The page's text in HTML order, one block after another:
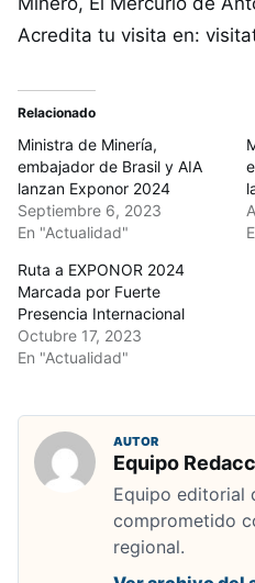
Acredita tu visita en:
Relacionado
Ministra de Minería,
embajador de Brasil y AIA
lanzan Exponor 2024
Septiembre 6, 2023
En "Actualidad"
Ruta a EXPONOR 2024
Marcada por Fuerte
Presencia Internacional
Octubre 17, 2023
En "Actualidad"
AUTOR
Equipo
Equipo editorial
comprometido
regional.